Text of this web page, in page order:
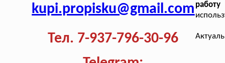
kupi.propisku@gmail.com
Тел. 7-937-796-30-96